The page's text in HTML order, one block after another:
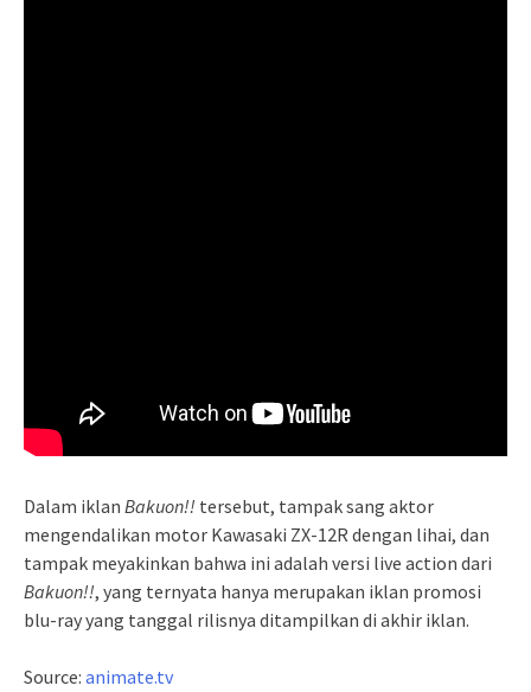
Dalam iklan Bakuon!! tersebut, tampak sang aktor
mengendalikan motor Kawasaki ZX-12R dengan lihai, dan
tampak meyakinkan bahwa ini adalah versi live action dari
Bakuon!!, yang ternyata hanya merupakan iklan promosi
blu-ray yang tanggal rilisnya ditampilkan di akhir iklan.
Source: animate.tv